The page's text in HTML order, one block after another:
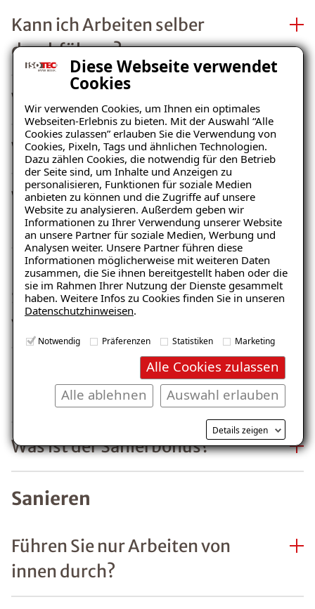
Diese Webseite verwendet
Cookies
Wir verwenden Cookies, um Ihnen ein optimales
Webseiten-Erlebnis zu bieten. Mit der Auswahl “Alle
Cookies zulassen” erlauben Sie die Verwendung von
Cookies, Pixeln, Tags und ähnlichen Technologien.
Dazu zählen Cookies, die notwendig für den Betrieb
der Seite sind, um Inhalte und Anzeigen zu
personalisieren, Funktionen für soziale Medien
anbieten zu können und die Zugriffe auf unsere
Website zu analysieren. Außerdem geben wir
Informationen zu Ihrer Verwendung unserer Website
an unsere Partner für soziale Medien, Werbung und
Analysen weiter. Unsere Partner führen diese
Informationen möglicherweise mit weiteren Daten
zusammen, die Sie ihnen bereitgestellt haben oder die
sie im Rahmen Ihrer Nutzung der Dienste gesammelt
haben. Weitere Infos zu Cookies finden Sie in unseren
Datenschutzhinweisen.
Notwendig Präferenzen Statistiken Marketing
Alle Cookies zulassen
Auswahl erlauben
Alle ablehnen
Details zeigen
Kann ich Arbeiten selber
durchführen?
Wer plant die Sanierung?
Wie lange planen Sie?
Was verstehen Sie unter
Planen?
Kann die Versicherung das
Sanierungsunternehmen
vorschreiben?
Fallen Ihre Sanierungen in ein
KfW-Förderprogramm?
Was ist der Sanierbonus?
Sanieren
Führen Sie nur Arbeiten von
innen durch?